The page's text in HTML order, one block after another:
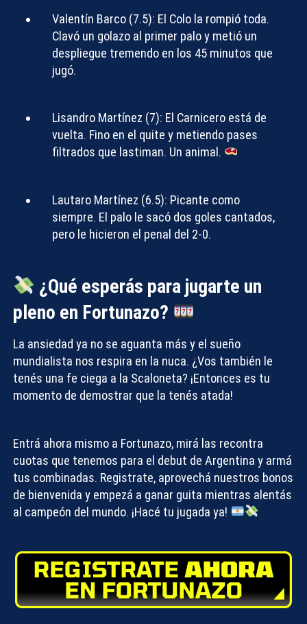
Valentín Barco (7.5): El Colo la rompió toda.
Clavó un golazo al primer palo y metió un
despliegue tremendo en los 45 minutos que
jugó.
Lisandro Martínez (7): El Carnicero está de
vuelta. Fino en el quite y metiendo pases
filtrados que lastiman. Un animal.
Lautaro Martínez (6.5): Picante como
siempre. El palo le sacó dos goles cantados,
pero le hicieron el penal del 2-0.
¿Qué esperás para jugarte un
pleno en Fortunazo?
La ansiedad ya no se aguanta más y el sueño
mundialista nos respira en la nuca. ¿Vos también le
tenés una fe ciega a la Scaloneta? ¡Entonces es tu
momento de demostrar que la tenés atada!
Entrá ahora mismo a Fortunazo, mirá las recontra
cuotas que tenemos para el debut de Argentina y armá
tus combinadas. Registrate, aprovechá nuestros bonos
de bienvenida y empezá a ganar guita mientras alentás
al campeón del mundo. ¡Hacé tu jugada ya!